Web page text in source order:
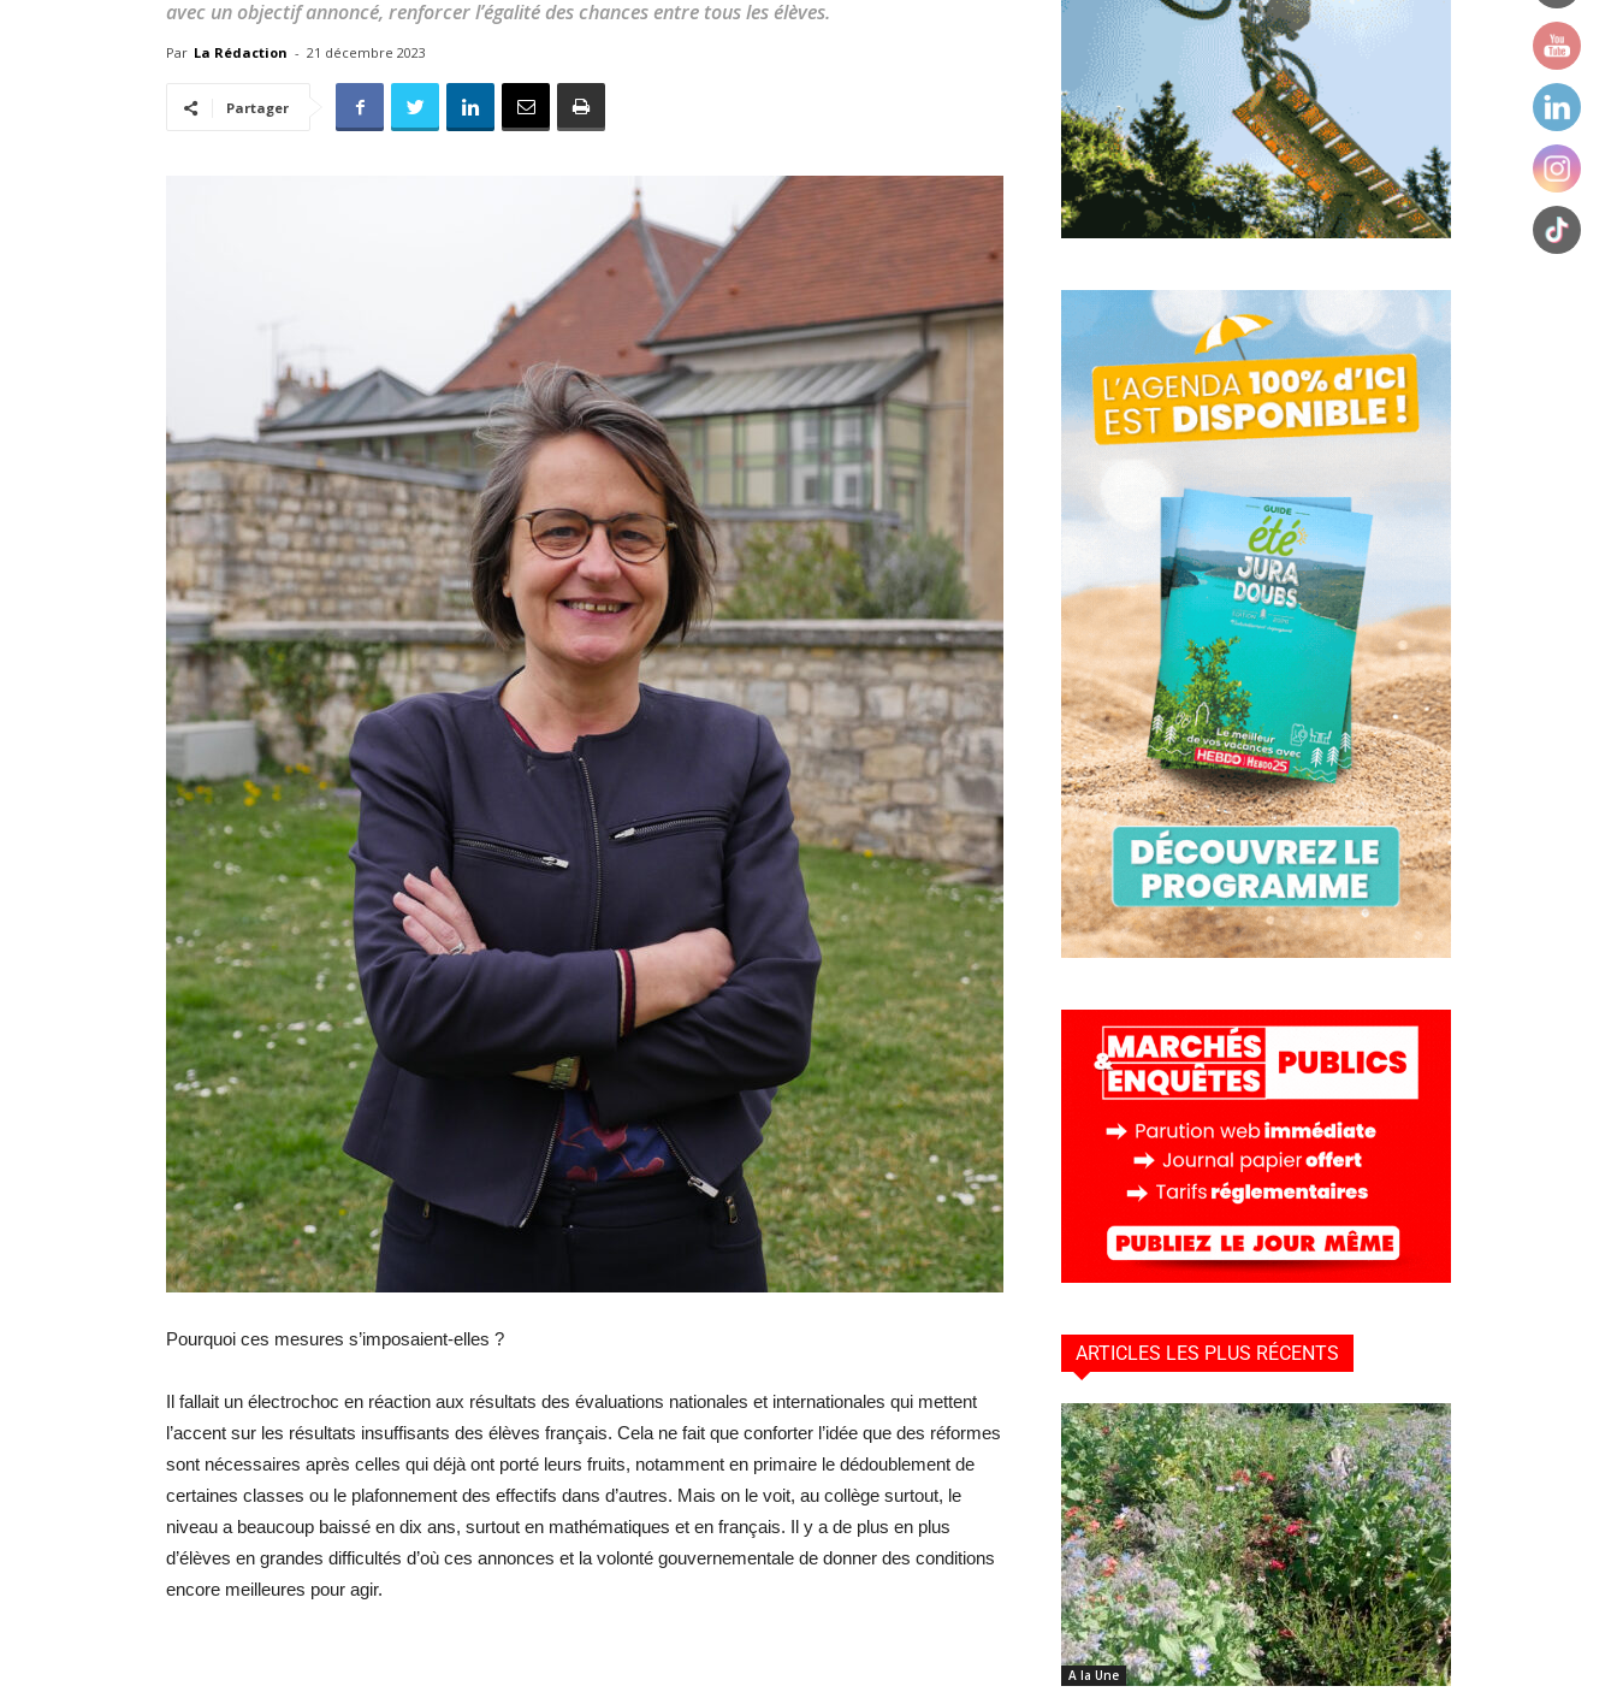
toute
locale
–
Hebdo25
avec un objectif annoncé, renforcer l’égalité des chances entre tous les élèves.
Par La Rédaction - 21 décembre 2023
Partager
Pourquoi ces mesures s’imposaient-elles ?
Il fallait un électrochoc en réaction aux résultats des évaluations nationales et internationales qui mettent
l’accent sur les résultats insuffisants des élèves français. Cela ne fait que conforter l’idée que des réformes
sont nécessaires après celles qui déjà ont porté leurs fruits, notamment en primaire le dédoublement de
certaines classes ou le plafonnement des effectifs dans d’autres. Mais on le voit, au collège surtout, le
niveau a beaucoup baissé en dix ans, surtout en mathématiques et en français. Il y a de plus en plus
d’élèves en grandes difficultés d’où ces annonces et la volonté gouvernementale de donner des conditions
encore meilleures pour agir.
ARTICLES LES PLUS RÉCENTS
A la Une